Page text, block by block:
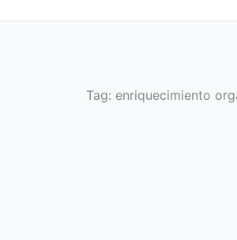
Tag: enriquecimiento